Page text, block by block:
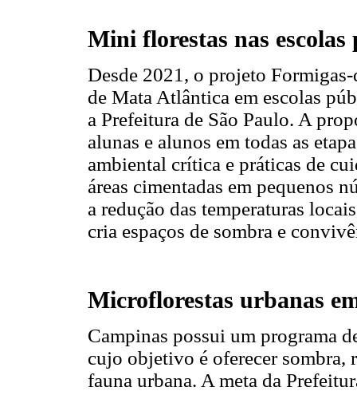
Mini florestas nas escolas
Desde 2021, o projeto
de Mata Atlântica em escolas
a Prefeitura de São Paulo. A
alunas e alunos em todas as
ambiental crítica e práticas de
áreas cimentadas em pequenos
a redução das temperaturas
cria espaços de sombra e
Microflorestas urbanas
Campinas possui um programa
cujo objetivo é oferecer sombra,
fauna urbana. A meta da